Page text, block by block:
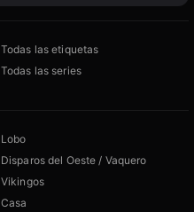
Todas las etiquetas
Todas las series
Lobo
Disparos del Oeste / Vaquero
Vikingos
Casa